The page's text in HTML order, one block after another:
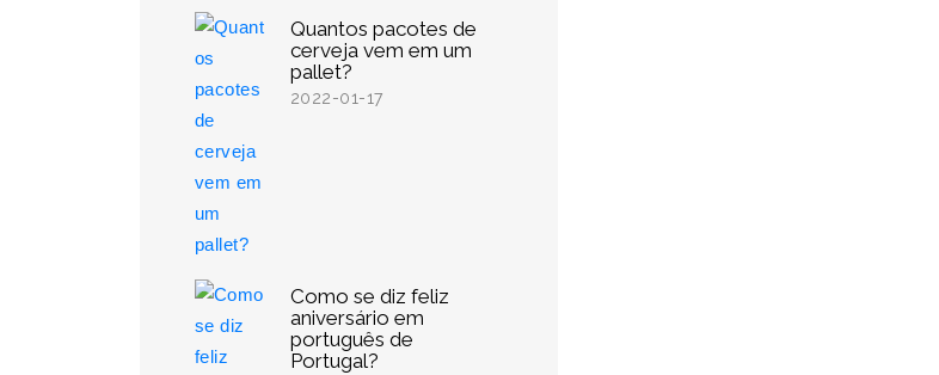
Quantos pacotes de
cerveja vem em um
pallet?
2022-01-17
Como se diz feliz
aniversário em
português de
Portugal?